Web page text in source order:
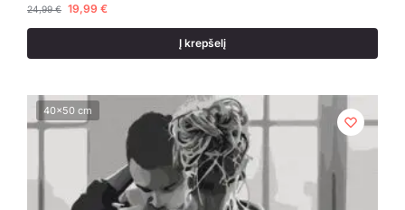
24,99€ 19,99 €
Į krepšelį
40x50 cm